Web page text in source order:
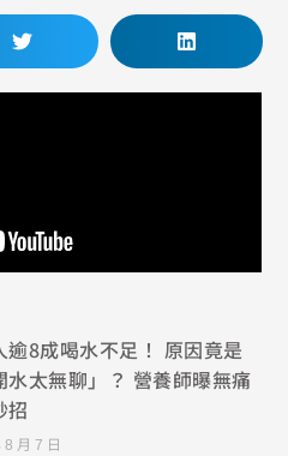
逾8成喝水不足！ 原因竟是
水太無聊」？ 營養師曝無痛
招
月 7 日